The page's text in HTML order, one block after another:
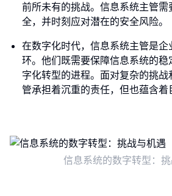
前所未有的挑战。信息系统主管需
全，并时刻应对潜在的安全风险。
在数字化时代，信息系统主管是
环。他们既需要保障信息系统的
字化转型的进程。面对复杂的挑
管承担着沉重的责任，但也蕴含着
信息系统的数字转型：